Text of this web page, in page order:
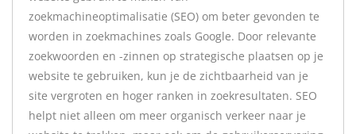
zoekmachineoptimalisatie (SEO) om beter gevonden te
worden in zoekmachines zoals Google. Door relevante
zoekwoorden en -zinnen op strategische plaatsen op je
website te gebruiken, kun je de zichtbaarheid van je
site vergroten en hoger ranken in zoekresultaten. SEO
helpt niet alleen om meer organisch verkeer naar je